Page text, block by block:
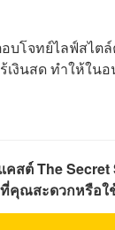
บโจทย์ไลฟ์สไ
ร้เงินสด ทำให้
สต์ The Secret
คุณสะดวกหรือใ